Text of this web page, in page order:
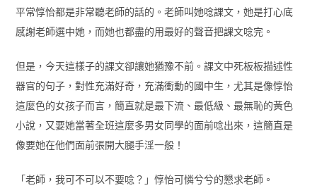
平常惇怡都是非常聽老師的話的。老師叫她唸課文，她是打心底
感謝老師選中她，而她也都盡的用最好的聲音把課文唸完。
但是，今天這樣子的課文卻讓她猶豫不前。課文中死板板描述性
器官的句子，對性充滿好奇，充滿衝動的國中生，尤其是像惇怡
這麼色的女孩子而言，簡直就是最下流、最低級、最無恥的黃色
小說，又要她當著全班這麼多男女同學的面前唸出來，這簡直是
像要她在他們面前張開大腿手淫一般！
「老師，我可不可以不要唸？」惇怡可憐兮兮的懇求老師。